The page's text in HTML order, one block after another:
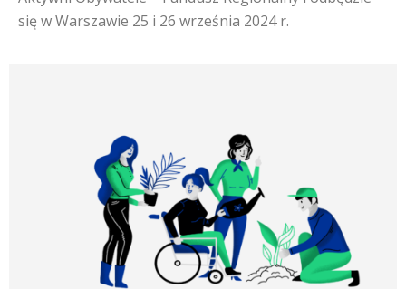
się w Warszawie 25 i 26 września 2024 r.